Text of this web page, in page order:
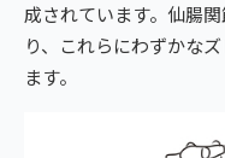
成されています。仙腸
り、これらにわずかな
ます。